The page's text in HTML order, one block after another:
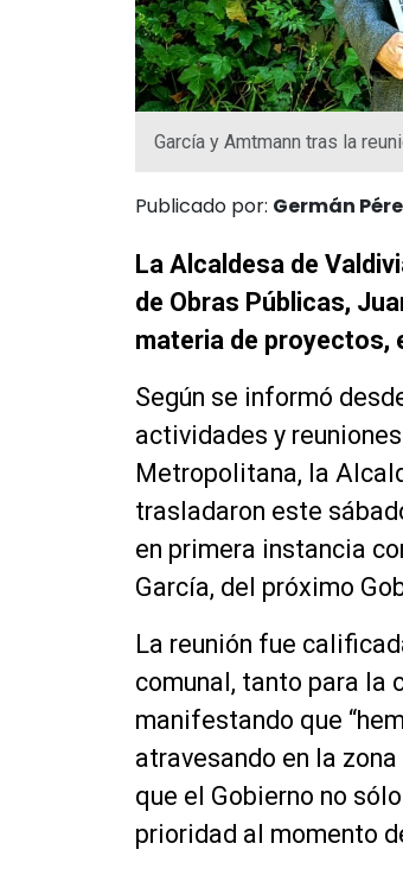
García y Amtmann tras la
Publicado por: Germán
La Alcaldesa de
de Obras Públicas,
materia de proyectos,
Según se informó
actividades y
Metropolitana, la
trasladaron este
en primera instancia
García, del próximo
La reunión fue
comunal, tanto para la
manifestando que
atravesando en la
que el Gobierno no
prioridad al momento